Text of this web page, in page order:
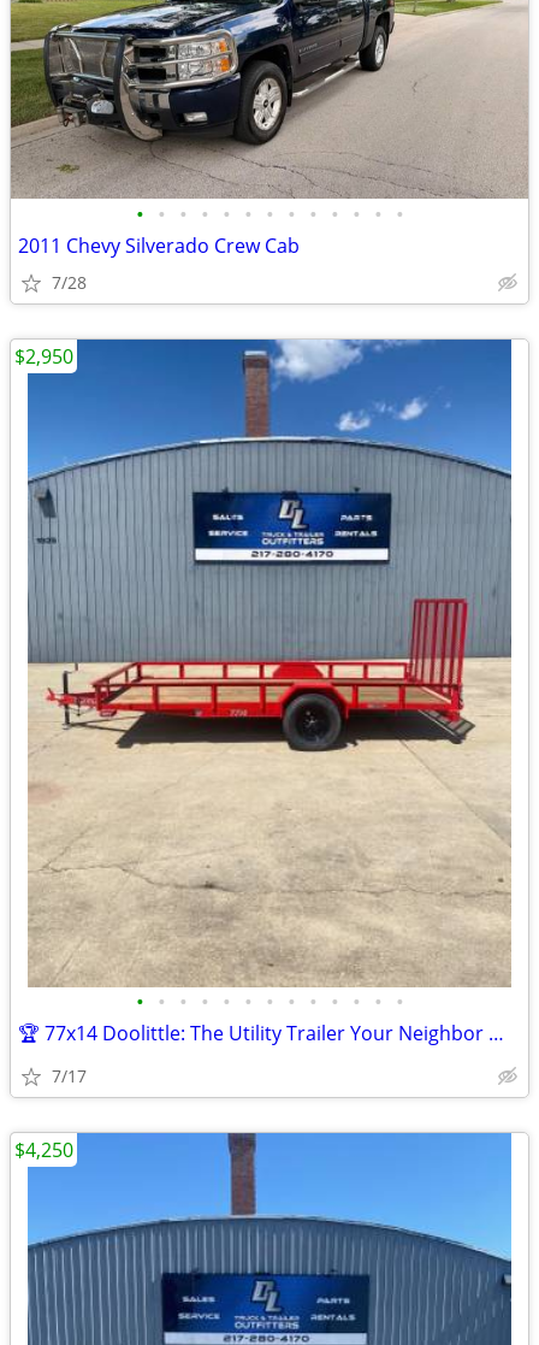
• • • • • • • • • • • • •
2011 Chevy Silverado Crew Cab
7/28
• • • • • • • • • • • • •
🏆 77x14 Doolittle: The Utility Trailer Your Neighbor Will Envy
7/17
$2,950
$4,250